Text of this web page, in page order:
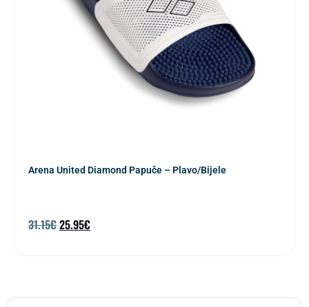
Arena United Diamond Papuče – Plavo/Bijele
31.15€25.95€